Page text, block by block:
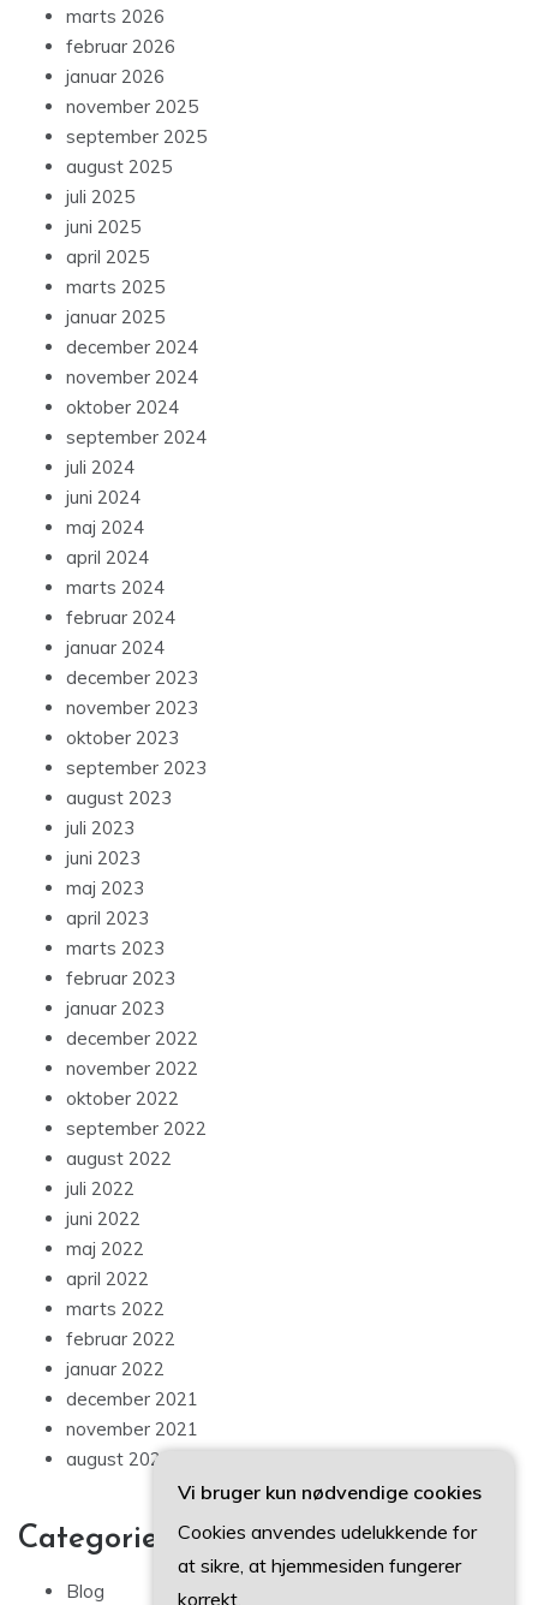
marts 2026
februar 2026
januar 2026
november 2025
september 2025
august 2025
juli 2025
juni 2025
april 2025
marts 2025
januar 2025
december 2024
november 2024
oktober 2024
september 2024
juli 2024
juni 2024
maj 2024
april 2024
marts 2024
februar 2024
januar 2024
december 2023
november 2023
oktober 2023
september 2023
august 2023
juli 2023
juni 2023
maj 2023
april 2023
marts 2023
februar 2023
januar 2023
december 2022
november 2022
oktober 2022
september 2022
august 2022
juli 2022
juni 2022
maj 2022
april 2022
marts 2022
februar 2022
januar 2022
december 2021
november 2021
august 2021
Categories
Blog
Vi bruger kun nødvendige cookies
Cookies anvendes udelukkende for
at sikre, at hjemmesiden fungerer
korrekt.